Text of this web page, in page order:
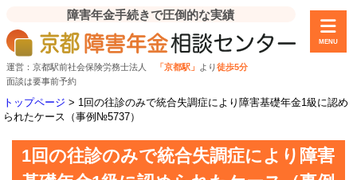
障害年金手続きで圧倒的な実績
運営：京都駅前社会保険労務士法人 「京都駅」 より徒歩5分
面談は要事前予約
MENU
トップページ > 1回の往診のみで統合失調症により障害基礎年金1級に認め
られたケース（事例№5737）
1回の往診のみで統合失調症により障害